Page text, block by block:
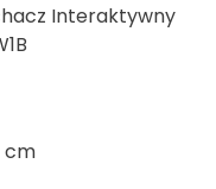
Interaktywny
cm